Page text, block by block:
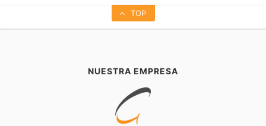
TOP
NUESTRA EMPRESA